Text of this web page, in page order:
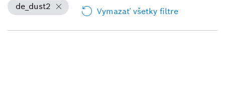
de_dust2 Vymazať všetky filtre